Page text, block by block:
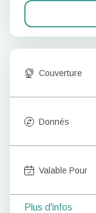
Couverture
Donnés
Valable Pour
Plus d'infos